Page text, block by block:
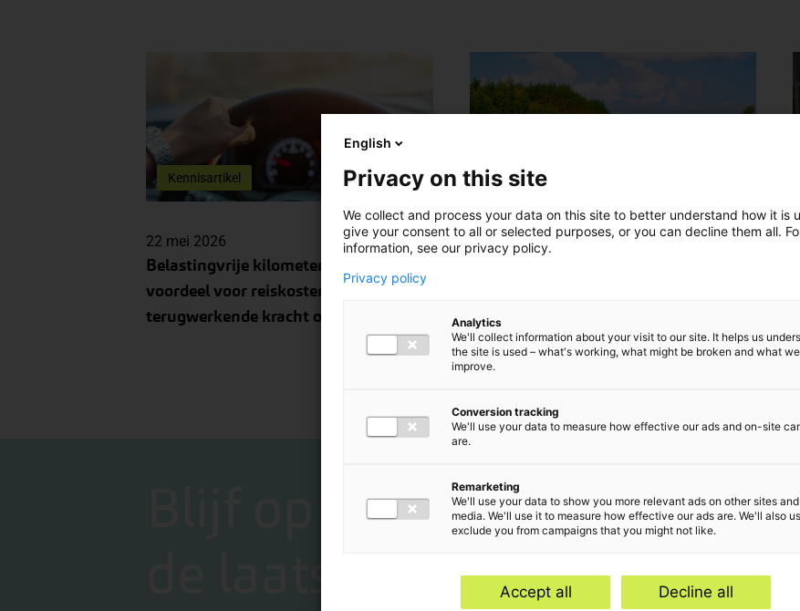
Kennisartikel
22 mei 2026
Belastingvrije kilometervergoeding:
voordeel voor reiskosten met
terugwerkende kracht omhoog
Kennisartikel
27 februari 2026
Blijf op de hoogte van
English
Privacy on this site
We collect and process your data on this site to better understand how it is
give your consent to all or selected purposes, or you can decline them all.
information, see our privacy policy.
Privacy policy
Analytics
We'll collect information about your visit to our site. It helps us
the site is used – what's working, what might be broken and what
improve.
Conversion tracking
We'll use your data to measure how effective our ads and on-site
are.
Remarketing
We'll use your data to show you more relevant ads on other sites
media. We'll use it to measure how effective our ads are. We'll also
exclude you from campaigns that you might not like.
Accept all Decline all